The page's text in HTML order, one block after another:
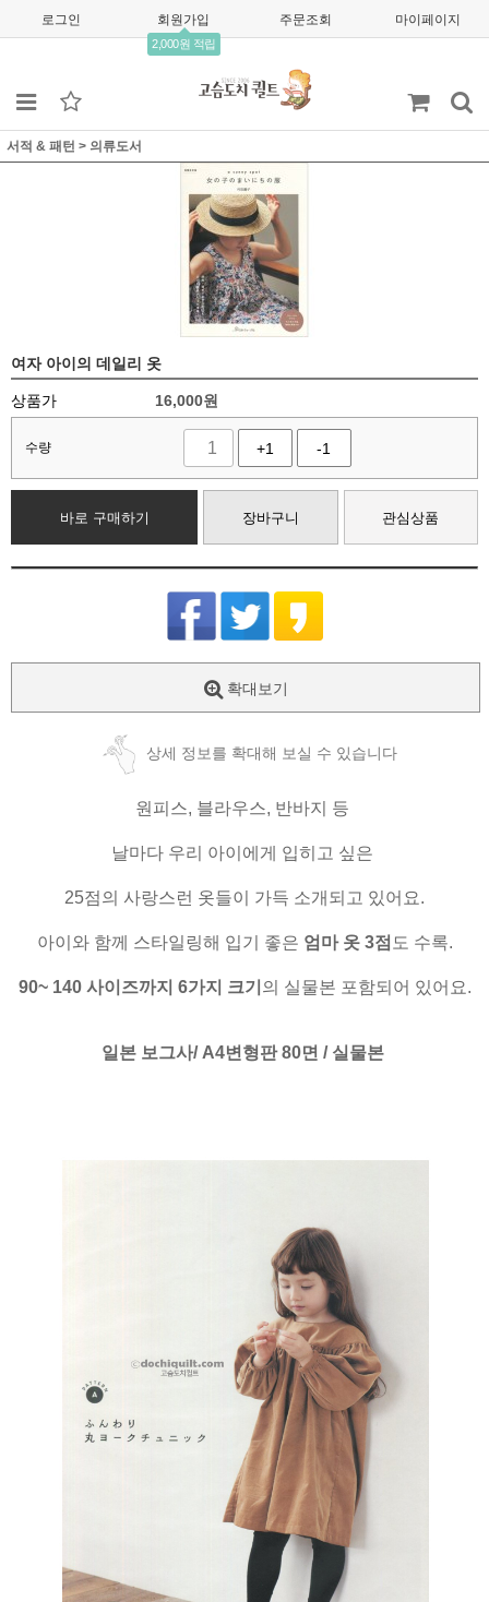
로그인 회원가입
2,000원 적립
주문조회 마이페이지
서적 & 패턴 > 의류도서
여자 아이의 데일리 옷
상품가 16,000원
수량 +1 -1
바로 구매하기 장바구니 관심상품
확대보기
상세 정보를 확대해 보실 수 있습니다
원피스, 블라우스, 반바지 등
날마다 우리 아이에게 입히고 싶은
25점의 사랑스런 옷들이 가득 소개되고 있어요.
아이와 함께 스타일링해 입기 좋은 엄마 옷 3점 도 수록.
90~ 140 사이즈까지 6가지 크기 의 실물본 포함되어 있어요.
일본 보그사/ A4변형판 80면 / 실물본